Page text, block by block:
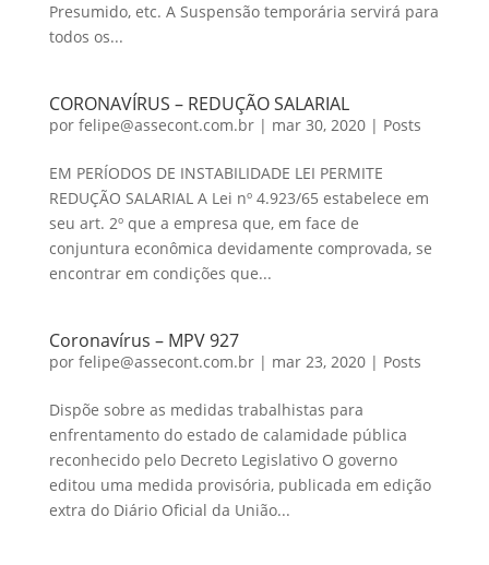
Presumido, etc. A Suspensão temporária servirá para
todos os...
CORONAVÍRUS – REDUÇÃO SALARIAL
por felipe@assecont.com.br| mar 30, 2020| Posts
EM PERÍODOS DE INSTABILIDADE LEI PERMITE
REDUÇÃO SALARIAL A Lei nº 4.923/65 estabelece em
seu art. 2º que a empresa que, em face de
conjuntura econômica devidamente comprovada, se
encontrar em condições que...
Coronavírus – MPV 927
por felipe@assecont.com.br| mar 23, 2020| Posts
Dispõe sobre as medidas trabalhistas para
enfrentamento do estado de calamidade pública
reconhecido pelo Decreto Legislativo O governo
editou uma medida provisória, publicada em edição
extra do Diário Oficial da União...